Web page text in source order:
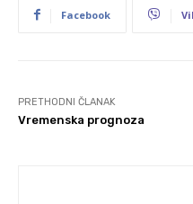
Facebook
PRETHODNI ČLANAK
Vremenska prognoza